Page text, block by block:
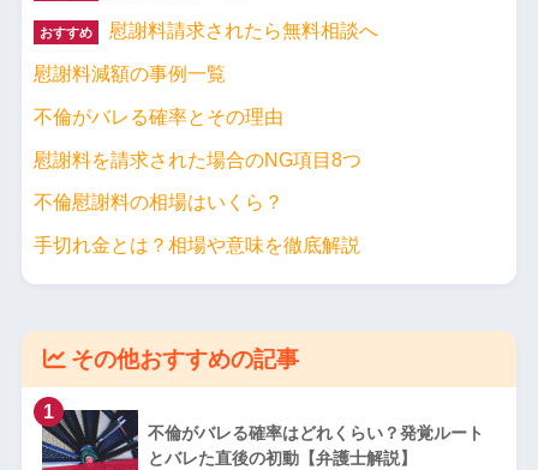
おすすめ 慰謝料請求されたら無料相談へ
慰謝料減額の事例一覧
不倫がバレる確率とその理由
慰謝料を請求された場合のNG項目8つ
不倫慰謝料の相場はいくら？
手切れ金とは？相場や意味を徹底解説
その他おすすめの記事
1
不倫がバレる確率はどれくらい？発覚ルート
とバレた直後の初動【弁護士解説】